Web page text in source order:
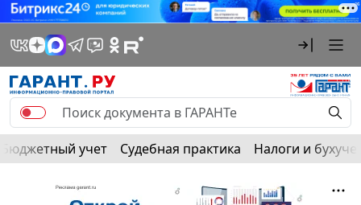
Бюджетный учет Судебная практика Налоги и